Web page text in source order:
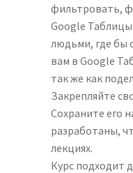
фильтровать,
Google
людьми, где бы
вам в Google
так же как
Закрепляйте
Сохраните его
разработаны,
лекциях.
Курс подходит